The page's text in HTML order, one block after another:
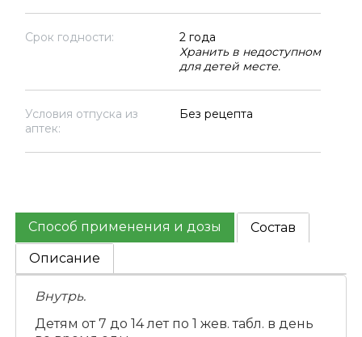
Срок годности:
2 года
Хранить в недоступном
для детей месте.
Условия отпуска из
аптек:
Без рецепта
Способ применения и дозы
Состав
Описание
Внутрь.
Детям от 7 до 14 лет по 1 жев. табл. в день